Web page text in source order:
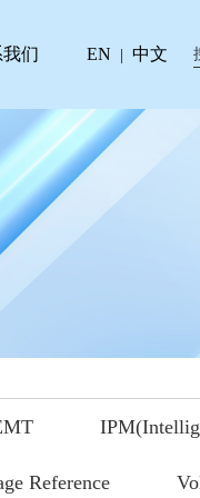
EN 中文
们
Reference